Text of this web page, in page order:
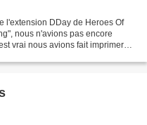
l'extension DDay de Heroes Of
nous n'avions pas encore
vrai nous avions fait imprimer